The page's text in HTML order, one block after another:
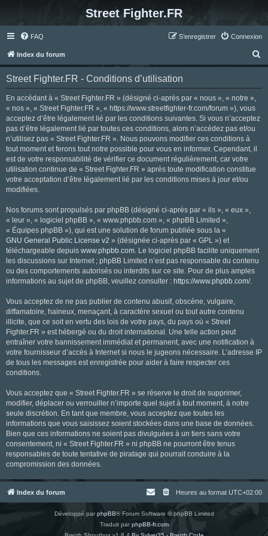
Street Fighter.FR
FAQ Connexion
S’enregistrer
Index du forum
e
Street Fighter.FR - Conditions d’utilisation
En accédant à « Street Fighter.FR » (désigné ci-après par « nous », « notre »,
« nos », « Street Fighter.FR », « https://www.streetfighter-fr.com/forum »), vous
acceptez d’être légalement lié par les conditions suivantes. Si vous n’acceptez
pas d’être légalement lié par toutes ces conditions, alors n’accédez pas et/ou
n’utilisez pas « Street Fighter.FR ». Nous pouvons modifier ces conditions à
tout moment et ferons tout notre possible pour vous en informer. Cependant, il
est de votre responsabilité de vérifier ce document régulièrement, car votre
utilisation continue de « Street Fighter.FR » après toute modification constitue
votre acceptation d’être légalement lié par les conditions mises à jour et/ou
modifiées.
Nos forums sont propulsés par phpBB (désigné ci-après par « ils », « eux »,
« leur », « logiciel phpBB », « www.phpbb.com », « phpBB Limited »,
« Équipes phpBB »), qui est une solution de forum publiée sous la «
GNU General Public License v2 » (désignée ci-après par « GPL ») et
téléchargeable depuis www.phpbb.com. Le logiciel phpBB facilite uniquement
les discussions sur Internet ; phpBB Limited n’est pas responsable du contenu
ou des comportements autorisés ou interdits sur ce site. Pour de plus amples
informations au sujet de phpBB, veuillez consulter : https://www.phpbb.com/.
Vous acceptez de ne pas publier de contenu abusif, obscène, vulgaire,
diffamatoire, haineux, menaçant, à caractère sexuel ou tout autre contenu
illicite, que ce soit en vertu des lois de votre pays, du pays où « Street
Fighter.FR » est hébergé ou du droit international. Une telle action peut
entraîner votre bannissement immédiat et permanent, avec une notification à
votre fournisseur d’accès à Internet si nous le jugeons nécessaire. L’adresse IP
de tous les messages est enregistrée pour aider à faire respecter ces
conditions.
Vous acceptez que « Street Fighter.FR » se réserve le droit de supprimer,
modifier, déplacer ou verrouiller n’importe quel sujet à tout moment, à notre
seule discrétion. En tant que membre, vous acceptez que toutes les
informations que vous saisissez soient stockées dans une base de données.
Bien que ces informations ne soient pas divulguées à un tiers sans votre
consentement, ni « Street Fighter.FR » ni phpBB ne pourront être tenus
responsables de toute tentative de piratage qui pourrait conduire à la
compromission des données.
Index du forum Heures au format UTC+02:00
Développé parphpBB® Forum Software © phpBB Limited
Traduit parphpBB-fr.com